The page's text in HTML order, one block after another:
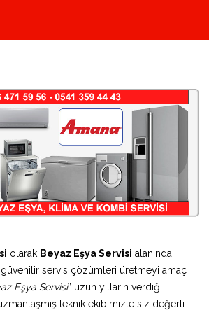
olarak Beyaz Eşya Servisi alanında
güvenilir servis çözümleri üretmeyi amaç
Eşya Servisi” uzun yılların verdiği
teknik ekibimizle siz değerli